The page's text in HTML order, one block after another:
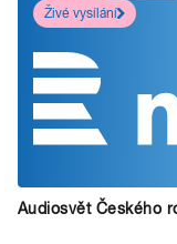
Živé vysílání
Audiosvět Českého